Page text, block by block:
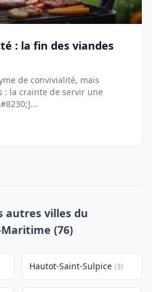
: la fin des viandes
de convivialité, mais
: la crainte de servir une
autres villes du
(76)
Hautot-Saint-Sulpice (3)